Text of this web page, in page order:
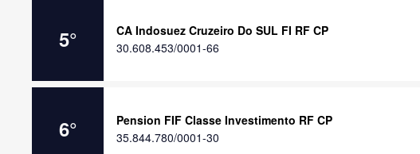
5°
CA Indosuez Cruzeiro Do SUL FI RF CP
30.608.453/0001-66
6°
Pension FIF Classe Investimento RF CP
35.844.780/0001-30